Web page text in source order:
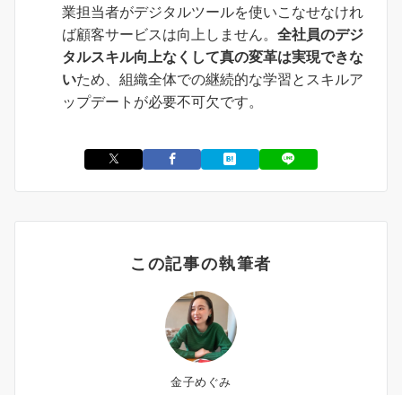
業担当者がデジタルツールを使いこなせなけれ
ば顧客サービスは向上しません。 全社員のデジ
タルスキル向上なくして真の変革は実現できな
いため、組織全体での継続的な学習とスキルア
ップデートが必要不可欠です。
この記事の執筆者
金子めぐみ